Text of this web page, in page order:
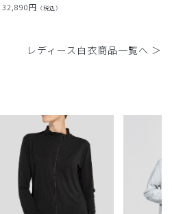
32,890円 （税込）
レディース白衣商品一覧へ ＞